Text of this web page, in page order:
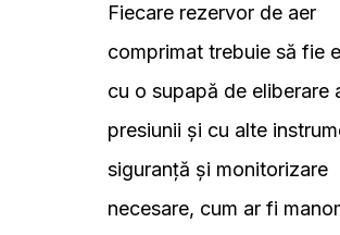
Fiecare rezervor de aer
comprimat trebuie să fie
cu o supapă de eliberare
presiunii și cu alte
siguranță și monitorizare
necesare, cum ar fi